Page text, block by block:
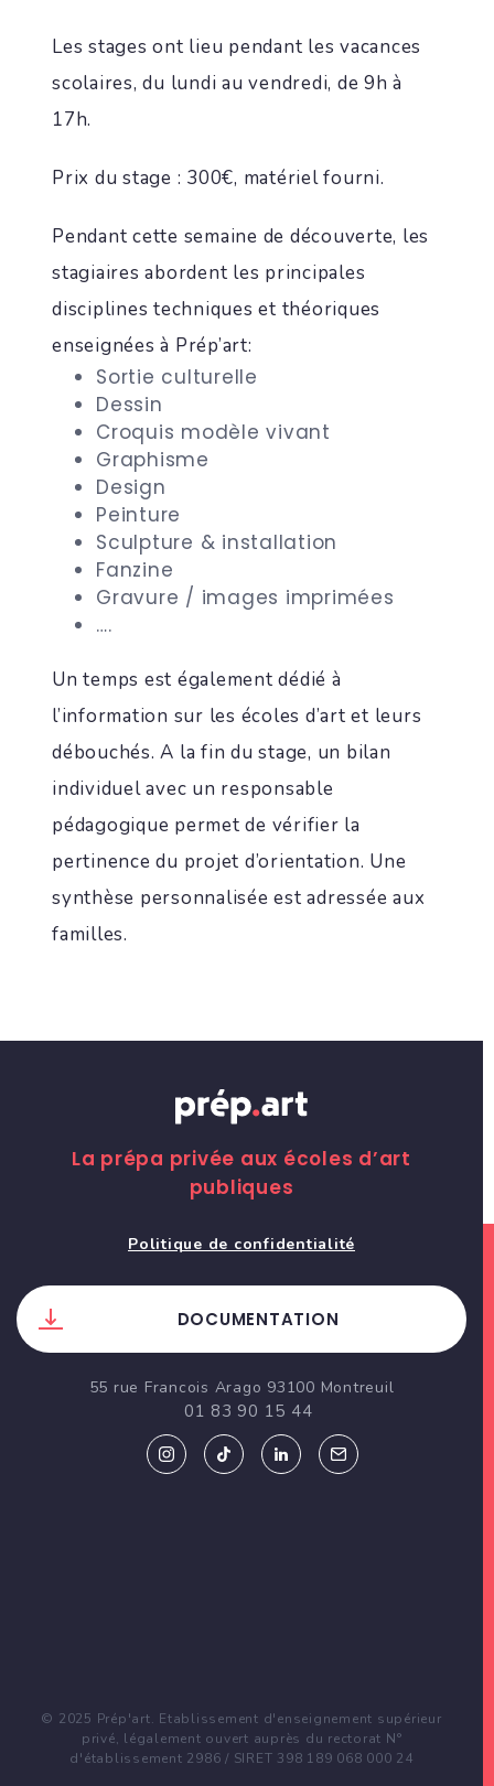
Les stages ont lieu pendant les vacances
scolaires, du lundi au vendredi, de 9h à
17h.
Prix du stage : 300€, matériel fourni.
Pendant cette semaine de découverte, les
stagiaires abordent les principales
disciplines techniques et théoriques
enseignées à Prép’art:
Sortie culturelle
Dessin
Croquis modèle vivant
Graphisme
Design
Peinture
Sculpture & installation
Fanzine
Gravure / images imprimées
….
Un temps est également dédié à
l’information sur les écoles d’art et leurs
débouchés. A la fin du stage, un bilan
individuel avec un responsable
pédagogique permet de vérifier la
pertinence du projet d’orientation. Une
synthèse personnalisée est adressée aux
familles.
La prépa privée aux écoles d’art
publiques
Politique de confidentialité
DOCUMENTATION
55 rue Francois Arago 93100 Montreuil
01 83 90 15 44
© 2025 Prép'art. Etablissement d'enseignement supérieur
privé, légalement ouvert auprès du rectorat N°
d'établissement 2986 / SIRET 398 189 068 000 24